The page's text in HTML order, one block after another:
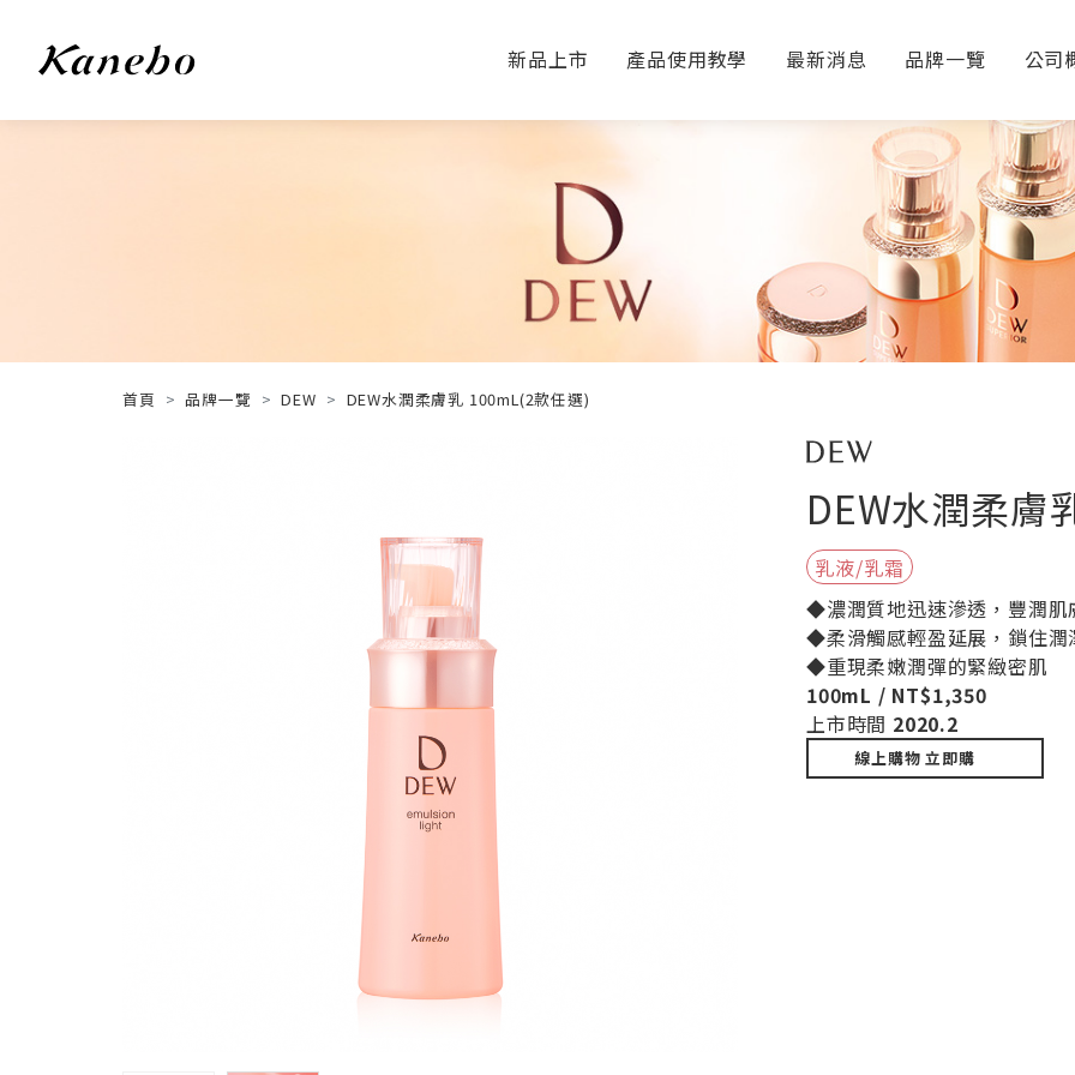
新品上市 產品使用教學 最新消息 品牌一覽 公司
首頁 品牌一覽 DEW DEW水潤柔膚乳 100mL(2款任選)
DEW水潤柔膚
乳液/乳霜
◆濃潤質地迅速滲透，豐潤肌
◆柔滑觸感輕盈延展，鎖住潤
◆重現柔嫩潤彈的緊緻密肌
100mL / NT$1,350
上市時間 2020.2
線上購物立即購